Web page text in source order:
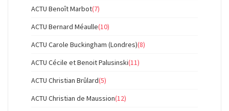
ACTU Benoît Marbot(7)
ACTU Bernard Méaulle(10)
ACTU Carole Buckingham (Londres)(8)
ACTU Cécile et Benoit Palusinski(11)
ACTU Christian Brûlard(5)
ACTU Christian de Maussion(12)